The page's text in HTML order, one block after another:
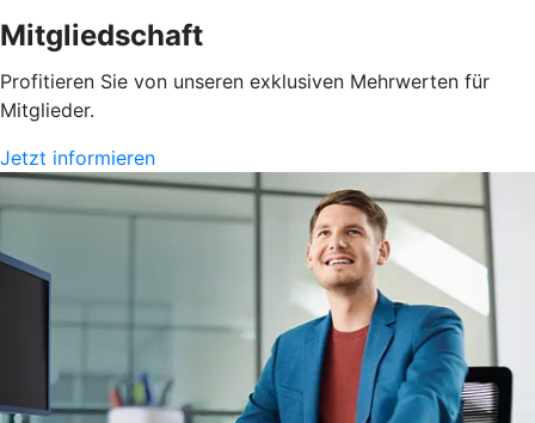
Mitgliedschaft
Profitieren Sie von unseren exklusiven Mehrwerten für
Mitglieder.
Jetzt informieren